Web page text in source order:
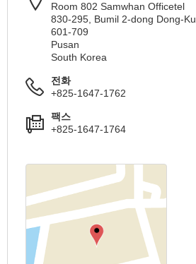
Room 802 Samwhan Officetel
830-295, Bumil 2-dong Dong-Ku
601-709
Pusan
South Korea
전화
+825-1647-1762
팩스
+825-1647-1764